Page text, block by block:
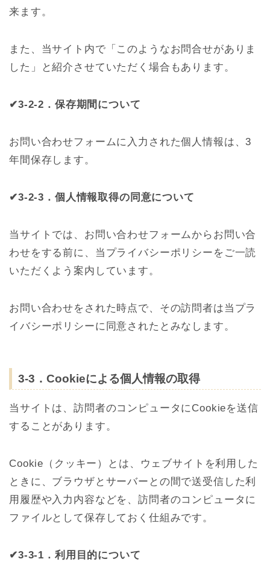
来ます。
また、当サイト内で「このようなお問合せがありま
した」と紹介させていただく場合もあります。
✔3-2-2．保存期間について
お問い合わせフォームに入力された個人情報は、3
年間保存します。
✔3-2-3．個人情報取得の同意について
当サイトでは、お問い合わせフォームからお問い合
わせをする前に、当プライバシーポリシーをご一読
いただくよう案内しています。
お問い合わせをされた時点で、その訪問者は当プラ
イバシーポリシーに同意されたとみなします。
3-3．Cookieによる個人情報の取得
当サイトは、訪問者のコンピュータにCookieを送信
することがあります。
Cookie（クッキー）とは、ウェブサイトを利用した
ときに、ブラウザとサーバーとの間で送受信した利
用履歴や入力内容などを、訪問者のコンピュータに
ファイルとして保存しておく仕組みです。
✔3-3-1．利用目的について